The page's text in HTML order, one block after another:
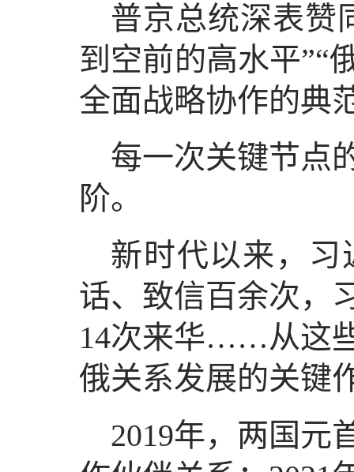
普京总统深表赞
到空前的高水平”“
全面战略协作的典
每一次关键节点
阶。
新时代以来，习
话、致信百余次，
14次来华……从这
俄关系发展的关键
2019年，两国元